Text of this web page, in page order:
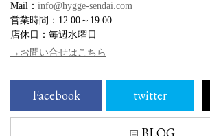
Mail： info@hygge-sendai.com
営業時間：12:00～19:00
店休日：毎週水曜日
→お問い合せはこちら
Facebook twitter